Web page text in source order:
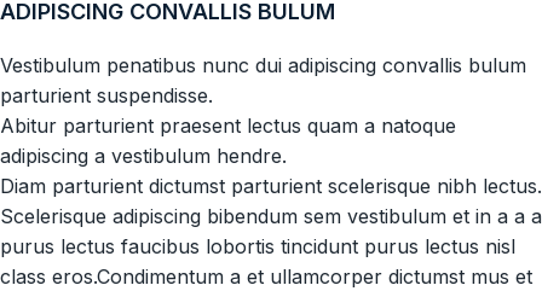
ADIPISCING CONVALLIS BULUM
Vestibulum penatibus nunc dui adipiscing convallis bulum
parturient suspendisse.
Abitur parturient praesent lectus quam a natoque
adipiscing a vestibulum hendre.
Diam parturient dictumst parturient scelerisque nibh lectus.
Scelerisque adipiscing bibendum sem vestibulum et in a a a
purus lectus faucibus lobortis tincidunt purus lectus nisl
class eros.Condimentum a et ullamcorper dictumst mus et